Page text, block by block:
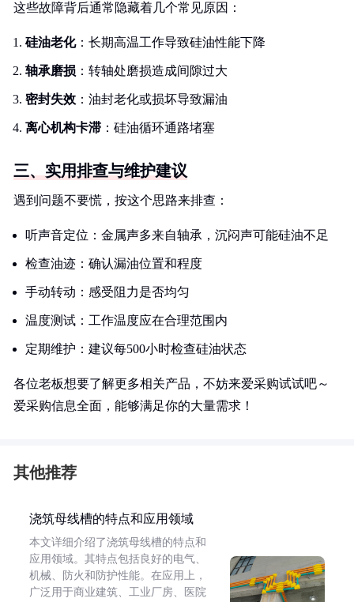
这些故障背后通常隐藏着几个常见原因：
硅油老化：长期高温工作导致硅油性能下降
轴承磨损 ：转轴处磨损造成间隙过大
密封失效 ：油封老化或损坏导致漏油
离心机构卡滞 ：硅油循环通路堵塞
三、实用排查与维护建议
遇到问题不要慌，按这个思路来排查：
听声音定位：金属声多来自轴承，沉闷声可能硅油不足
检查油迹：确认漏油位置和程度
手动转动：感受阻力是否均匀
温度测试：工作温度应在合理范围内
定期维护：建议每500小时检查硅油状态
各位老板想要了解更多相关产品，不妨来爱采购试试吧～
爱采购信息全面，能够满足你的大量需求！
其他推荐
浇筑母线槽的特点和应用领域
本文详细介绍了浇筑母线槽的特点和
应用领域。其特点包括良好的电气、
机械、防火和防护性能。在应用上，
广泛用于商业建筑、工业厂房、医院